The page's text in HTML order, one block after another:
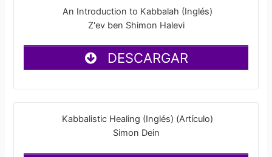
An Introduction to Kabbalah (Inglés)
Z'ev ben Shimon Halevi
DESCARGAR
Kabbalistic Healing (Inglés) (Artículo)
Simon Dein